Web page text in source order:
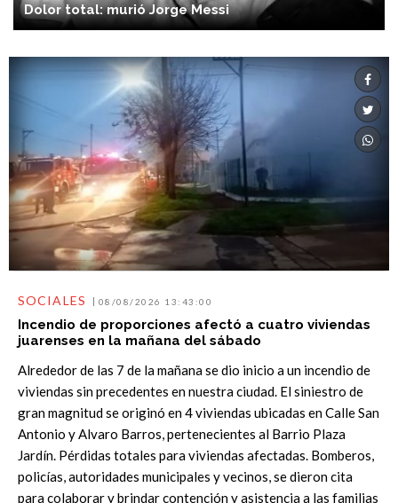
Dolor total: murió Jorge Messi
SOCIALES 08/08/2026 13:43:00
Incendio de proporciones afectó a cuatro viviendas
juarenses en la mañana del sábado
Alrededor de las 7 de la mañana se dio inicio a un incendio de
viviendas sin precedentes en nuestra ciudad. El siniestro de
gran magnitud se originó en 4 viviendas ubicadas en Calle San
Antonio y Alvaro Barros, pertenecientes al Barrio Plaza
Jardín. Pérdidas totales para viviendas afectadas. Bomberos,
policías, autoridades municipales y vecinos, se dieron cita
para colaborar y brindar contención y asistencia a las familias